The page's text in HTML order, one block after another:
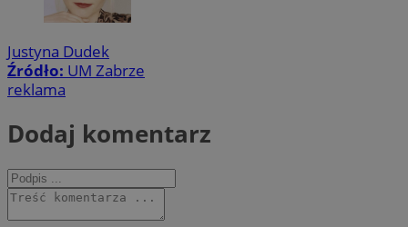
Justyna Dudek
Źródło: UM Zabrze
reklama
Dodaj komentarz